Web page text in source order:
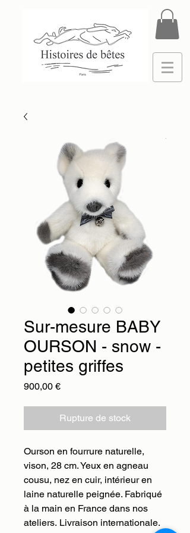
Sur-mesure BABY
OURSON - snow -
petites griffes
900,00 €Prix
Rupture de stock
Ourson en fourrure naturelle,
vison, 28 cm. Yeux en agneau
cousu, nez en cuir, intérieur en
laine naturelle peignée. Fabriqué
à la main en France dans nos
ateliers. Livraison internationale.